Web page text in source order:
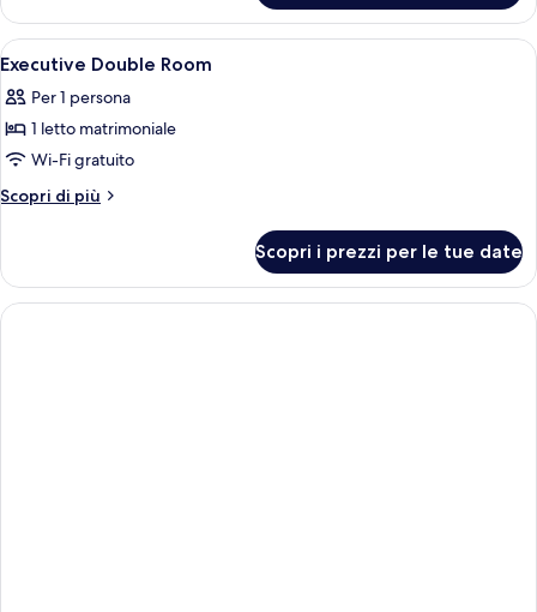
Suite
Apri
tutte
le
foto
per
Executive
Una camera d'albergo con un letto,
10
Executive Double Room
Per 1 persona
1 letto matrimoniale
Wi-Fi gratuito
Scopri di più
Altri
Double
Room
Scopri i prezzi per le tue date